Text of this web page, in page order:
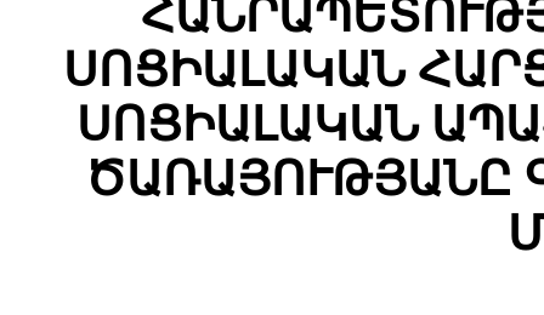
ՍՈՑԻԱԼԱԿԱՆ
ՍՈՑԻԱԼԱԿԱՆ
ԾԱՌԱՅՈՒԹՅԱՆԸ